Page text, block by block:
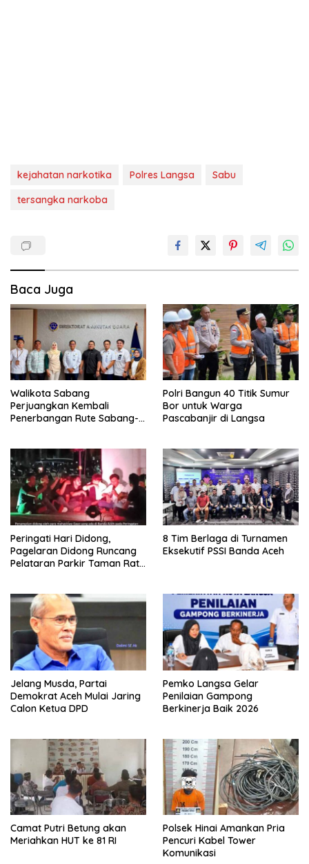
kejahatan narkotika Polres Langsa
Sabu
tersangka narkoba
Baca Juga
Walikota Sabang
Perjuangkan Kembali
Penerbangan Rute Sabang-
Polri Bangun 40 Titik Sumur
Bor untuk Warga
Pascabanjir di Langsa
Peringati Hari Didong,
Pagelaran Didong Runcang
Pelataran Parkir Taman Ratu
8 Tim Berlaga di Turnamen
Eksekutif PSSI Banda Aceh
Jelang Musda, Partai
Demokrat Aceh Mulai Jaring
Calon Ketua DPD
Pemko Langsa Gelar
Penilaian Gampong
Berkinerja Baik 2026
Camat Putri Betung akan
Meriahkan HUT ke 81 RI
Polsek Hinai Amankan Pria
Pencuri Kabel Tower
Komunikasi